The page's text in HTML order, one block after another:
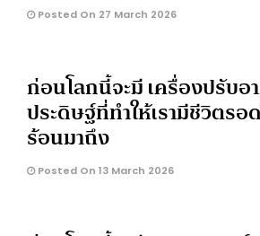
Posted On 27 March 2026
ก่อนโลกนี้จะมี เครื่องปรับอ
ประดิษฐ์ที่ทำให้เรามีชีวิตร
ร้อนมาถึง
Posted On 13 March 2026